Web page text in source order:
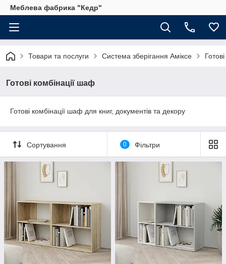
Меблева фабрика "Кедр"
Товари та послуги Система зберігання Аміксе
Готові комбінації шаф
Готові комбінації шаф для книг, документів та декору
Сортування 0 Фільтри